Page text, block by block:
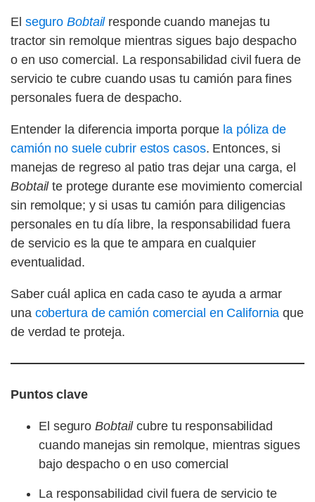
El seguroBobtail responde cuando manejas tu
tractor sin remolque mientras sigues bajo despacho
o en uso comercial. La responsabilidad civil fuera de
servicio te cubre cuando usas tu camión para fines
personales fuera de despacho.
Entender la diferencia importa porque la póliza de
camión no suele cubrir estos casos. Entonces, si
manejas de regreso al patio tras dejar una carga, el
Bobtailte protege durante ese movimiento comercial
sin remolque; y si usas tu camión para diligencias
personales en tu día libre, la responsabilidad fuera
de servicio es la que te ampara en cualquier
eventualidad.
Saber cuál aplica en cada caso te ayuda a armar
unacobertura de camión comercial en California que
de verdad te proteja.
Puntos clave
El seguro Bobtailcubre tu responsabilidad
cuando manejas sin remolque, mientras sigues
bajo despacho o en uso comercial
La responsabilidad civil fuera de servicio te